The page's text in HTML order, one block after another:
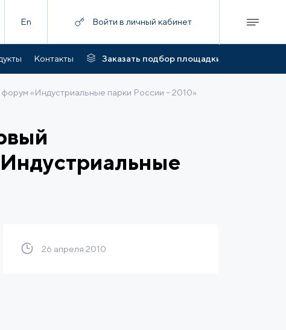
En Войти в личный кабинет
Контакты Заказать подбор площадки
«Индустриальные парки России – 2010»
26 апреля 2010